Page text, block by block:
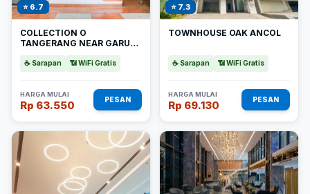
⭐ 6.7
COLLECTION O
TANGERANG NEAR GARUDA
☕ Sarapan 📶 WiFi Gratis
HARGA MULAI
Rp 63.550 PESAN
⭐ 7.3
TOWNHOUSE OAK ANCOL
☕ Sarapan 📶 WiFi Gratis
HARGA MULAI
Rp 69.130 PESAN